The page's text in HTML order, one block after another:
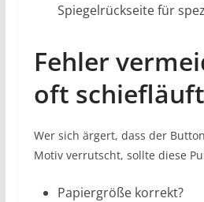
Spiegelrückseite für
Fehler
oft schiefläuft
Wer sich ärgert, dass der
Motiv verrutscht, sollte diese
Papiergröße korrekt?